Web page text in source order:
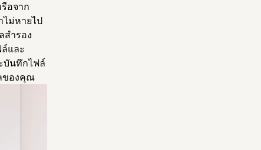
อจาก
ม่หายไป
สำรอง
และ
บันทึกไฟล์
ของคุณ